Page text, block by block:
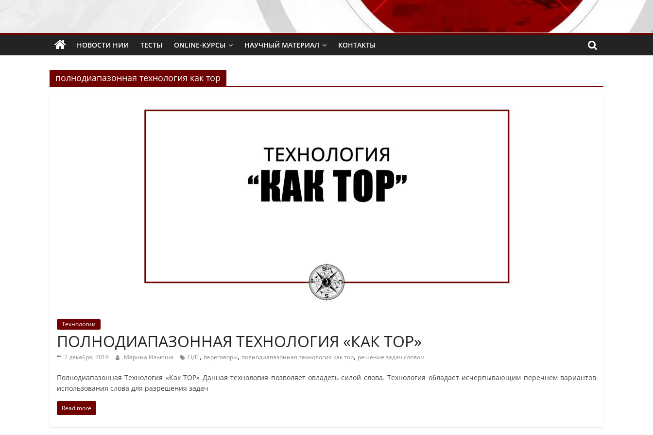
НОВОСТИ НИИ ТЕСТЫ ONLINE-КУРСЫ НАУЧНЫЙ МАТЕРИАЛ КОНТАКТЫ
полнодиапазонная технология как тор
Технологии
ПОЛНОДИАПАЗОННАЯ ТЕХНОЛОГИЯ «КАК ТОР»
7 декабря, 2016 Марина Ильюша ПДТ, переговоры, полнодиапазонная технология как тор, решение задач словом
Полнодиапазонная Технология «Как ТОР» Данная технология позволяет овладеть силой слова. Технология обладает исчерпывающим перечнем вариантов
использования слова для разрешения задач
Read more